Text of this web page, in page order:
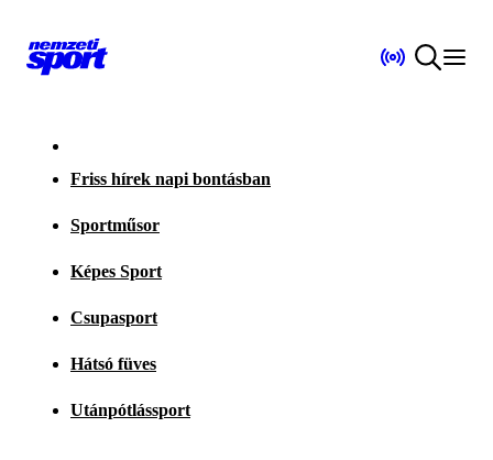
Friss hírek napi bontásban
Sportműsor
Képes Sport
Csupasport
Hátsó füves
Utánpótlássport